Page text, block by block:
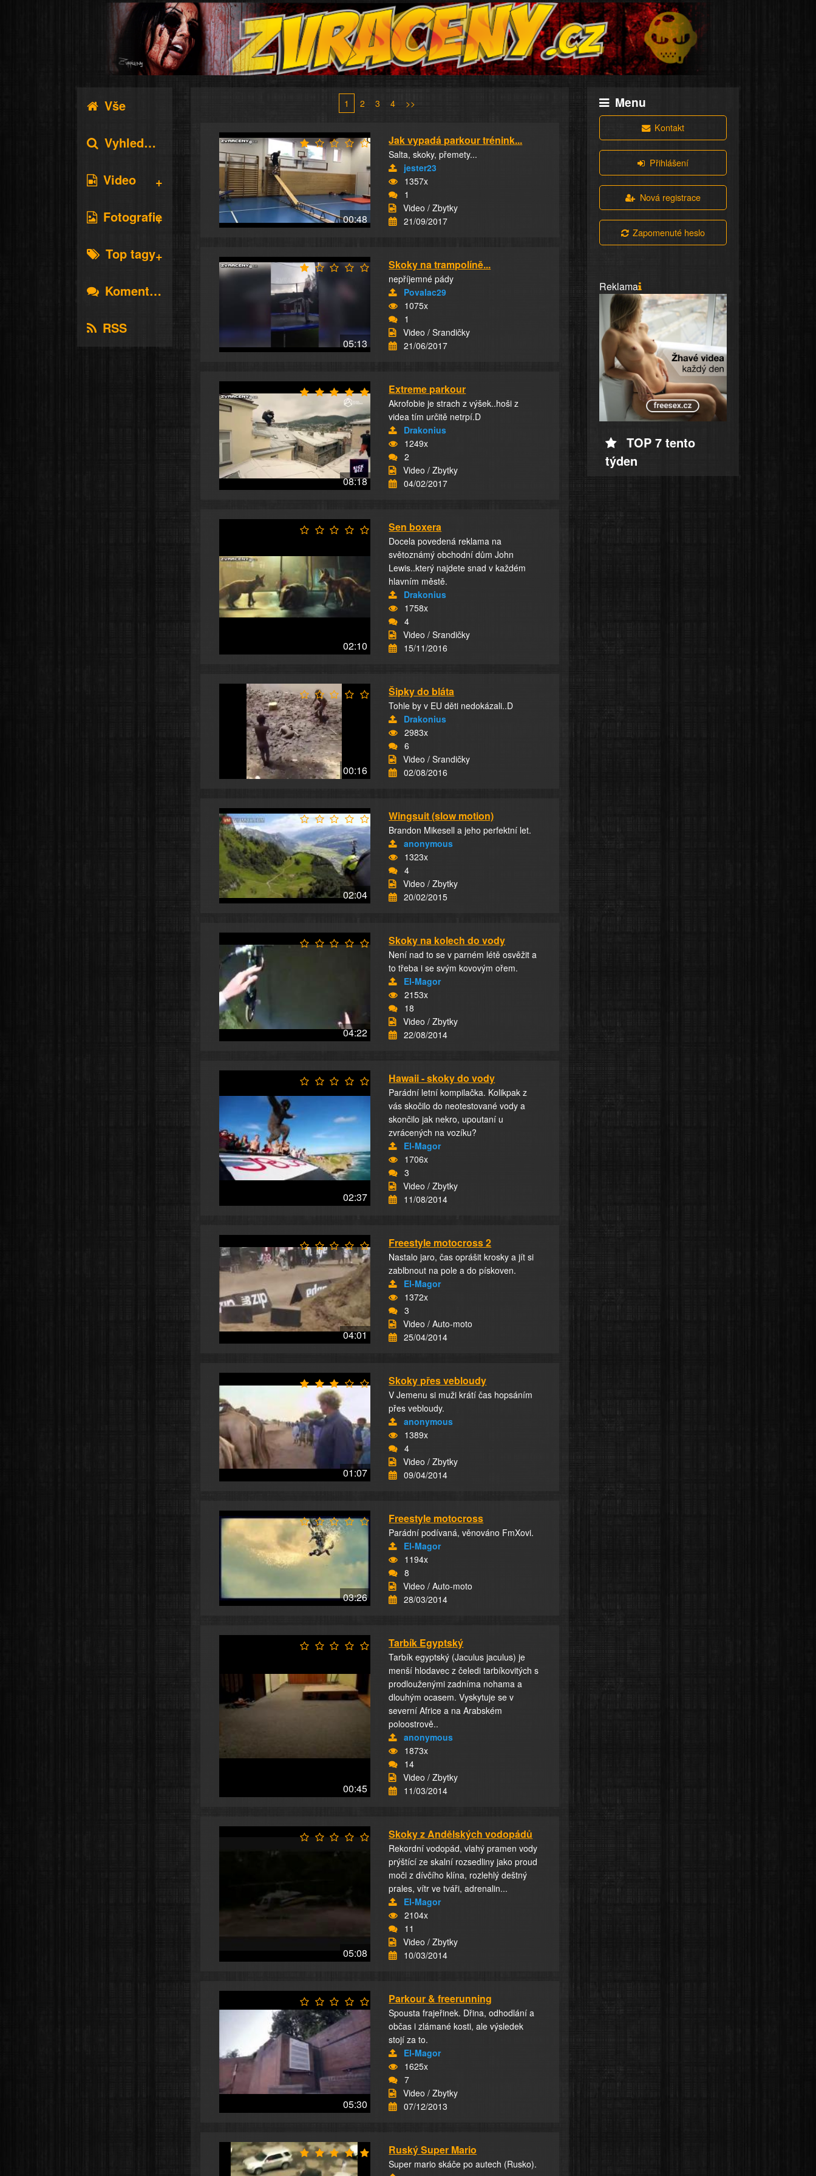
Vše
Vyhledávání
Video
Fotografie
Top tagy
Komentáře
RSS
1 2 3 4 >>
00:48
Jak vypadá parkour trénink...
Salta, skoky, přemety...
jester23
1357x
1
Video / Zbytky
21/09/2017
05:13
Skoky na trampolíně...
nepříjemné pády
Povalac29
1075x
1
Video / Srandičky
21/06/2017
08:18
Extreme parkour
Akrofobie je strach z výšek..hoši z
videa tím určitě netrpí.D
Drakonius
1249x
2
Video / Zbytky
04/02/2017
02:10
Sen boxera
Docela povedená reklama na
světoznámý obchodní dům John
Lewis..který najdete snad v každém
hlavním městě.
Drakonius
1758x
4
Video / Srandičky
15/11/2016
00:16
Šipky do bláta
Tohle by v EU děti nedokázali..D
Drakonius
2983x
6
Video / Srandičky
02/08/2016
02:04
Wingsuit (slow motion)
Brandon Mikesell a jeho perfektní let.
anonymous
1323x
4
Video / Zbytky
20/02/2015
04:22
Skoky na kolech do vody
Není nad to se v parném létě osvěžit a
to třeba i se svým kovovým ořem.
El-Magor
2153x
18
Video / Zbytky
22/08/2014
02:37
Hawaii - skoky do vody
Parádní letní kompilačka. Kolikpak z
vás skočilo do neotestované vody a
skončilo jak nekro, upoutaní u
zvrácených na vozíku?
El-Magor
1706x
3
Video / Zbytky
11/08/2014
04:01
Freestyle motocross 2
Nastalo jaro, čas oprášit krosky a jít si
zablbnout na pole a do pískoven.
El-Magor
1372x
3
Video / Auto-moto
25/04/2014
01:07
Skoky přes vebloudy
V Jemenu si muži krátí čas hopsáním
přes vebloudy.
anonymous
1389x
4
Video / Zbytky
09/04/2014
03:26
Freestyle motocross
Parádní podívaná, věnováno FmXovi.
El-Magor
1194x
8
Video / Auto-moto
28/03/2014
00:45
Tarbík Egyptský
Tarbík egyptský (Jaculus jaculus) je
menší hlodavec z čeledi tarbíkovitých s
prodlouženými zadníma nohama a
dlouhým ocasem. Vyskytuje se v
severní Africe a na Arabském
poloostrově..
anonymous
1873x
14
Video / Zbytky
11/03/2014
05:08
Skoky z Andělských vodopádů
Rekordní vodopád, vlahý pramen vody
prýštící ze skalní rozsedliny jako proud
moči z dívčího klína, rozlehlý deštný
prales, vítr ve tváři, adrenalin...
El-Magor
2104x
11
Video / Zbytky
10/03/2014
05:30
Parkour & freerunning
Spousta frajeřinek. Dřina, odhodlání a
občas i zlámané kosti, ale výsledek
stojí za to.
El-Magor
1625x
7
Video / Zbytky
07/12/2013
Ruský Super Mario
Super mario skáče po autech (Rusko).
Menu
Kontakt
Přihlášení
Nová registrace
Zapomenuté heslo
Reklama
TOP 7 tento
týden